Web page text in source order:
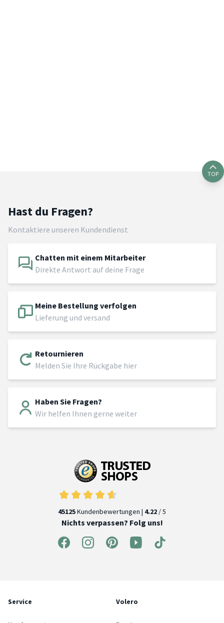
TOP
Hast du Fragen?
Kontaktiere unseren Kundendienst
Chatten mit einem Mitarbeiter
Direkte Antwort auf deine Frage
Meine Bestellung verfolgen
Lieferung und versand
Retournieren
Melden Sie Ihre Rückgabe hier
Haben Sie Fragen?
Wir helfen Ihnen gerne weiter
45125Kundenbewertungen | 4.22 / 5
Nichts verpassen? Folg uns!
Service Volero